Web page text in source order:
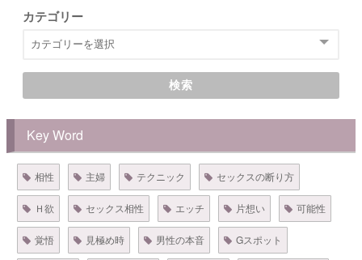
カテゴリー
検索
Key Word
相性 主婦 テクニック セックスの断り方
Ｈ欲 セックス相性 エッチ 片想い 可能性
覚悟 見極め時 男性の本音 Gスポット